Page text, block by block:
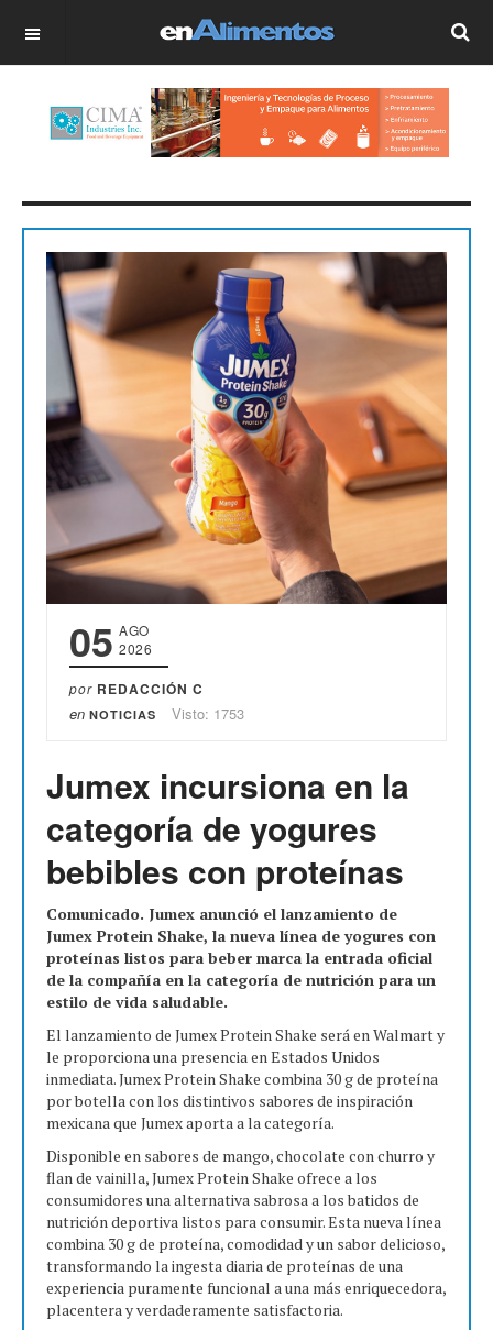
OFF CANVAS
05 AGO
2026
por REDACCIÓN C
en NOTICIAS Visto: 1753
Jumex incursiona en la
categoría de yogures
bebibles con proteínas
Comunicado. Jumex anunció el lanzamiento de
Jumex Protein Shake, la nueva línea de yogures con
proteínas listos para beber marca la entrada oficial
de la compañía en la categoría de nutrición para un
estilo de vida saludable.
El lanzamiento de Jumex Protein Shake será en Walmart y
le proporciona una presencia en Estados Unidos
inmediata. Jumex Protein Shake combina 30 g de proteína
por botella con los distintivos sabores de inspiración
mexicana que Jumex aporta a la categoría.
Disponible en sabores de mango, chocolate con churro y
flan de vainilla, Jumex Protein Shake ofrece a los
consumidores una alternativa sabrosa a los batidos de
nutrición deportiva listos para consumir. Esta nueva línea
combina 30 g de proteína, comodidad y un sabor delicioso,
transformando la ingesta diaria de proteínas de una
experiencia puramente funcional a una más enriquecedora,
placentera y verdaderamente satisfactoria.